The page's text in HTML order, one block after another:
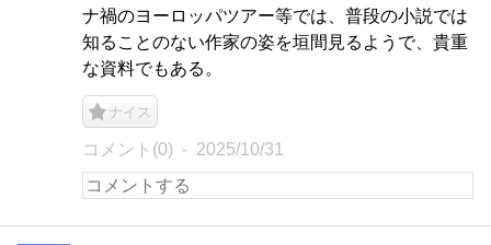
ナ禍のヨーロッパツアー等では、普段の小説では
知ることのない作家の姿を垣間見るようで、貴重
な資料でもある。
ナイス
コメント(0) 2025/10/31